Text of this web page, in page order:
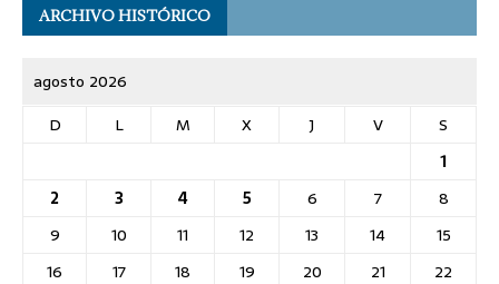
ARCHIVO HISTÓRICO
agosto 2026
D
L M X J V
S
1
2
3 4 5 6 7
8
9
10 11 12 13 14
15
16
17 18 19 20 21
22